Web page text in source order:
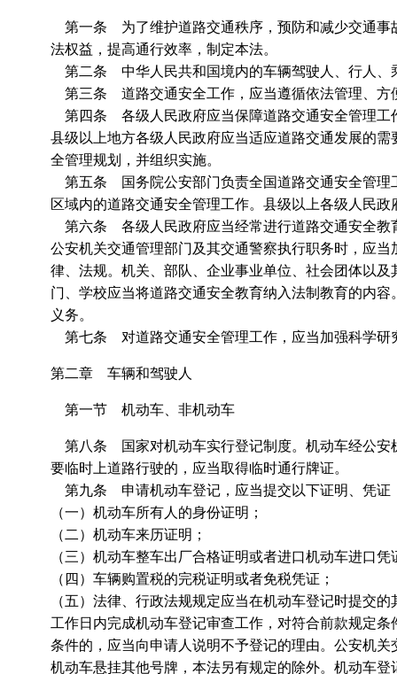
第一条 为了维护道路交通秩序，预防和减少交通事
法权益，提高通行效率，制定本法。
第二条 中华人民共和国境内的车辆驾驶人、行人、
第三条 道路交通安全工作，应当遵循依法管理、方
第四条 各级人民政府应当保障道路交通安全管理工
县级以上地方各级人民政府应当适应道路交通发展的
全管理规划，并组织实施。
第五条 国务院公安部门负责全国道路交通安全管理
区域内的道路交通安全管理工作。县级以上各级人民
第六条 各级人民政府应当经常进行道路交通安全教
公安机关交通管理部门及其交通警察执行职务时，应
律、法规。机关、部队、企业事业单位、社会团体以
门、学校应当将道路交通安全教育纳入法制教育的内
义务。
第七条 对道路交通安全管理工作，应当加强科学研
第二章 车辆和驾驶人
第一节 机动车、非机动车
第八条 国家对机动车实行登记制度。机动车经公安
要临时上道路行驶的，应当取得临时通行牌证。
第九条 申请机动车登记，应当提交以下证明、凭证
（一）机动车所有人的身份证
（二）机动车来历证明；
（三）机动车整车出厂合格证明或者进口机动车进口凭
（四）车辆购置税的完税证明或者免税凭证；
（五）法律、行政法规规定应当在机动车登记时提交
工作日内完成机动车登记审查工作，对符合前款规定
条件的，应当向申请人说明不予登记的理由。公安机
机动车悬挂其他号牌，本法另有规定的除外。机动车